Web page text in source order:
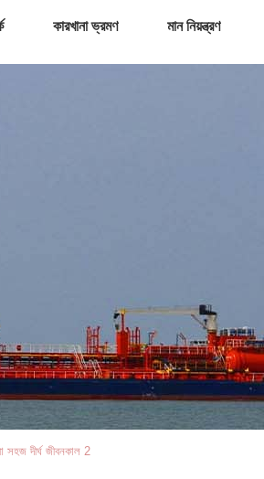
কারখানা ভ্রমণ মান নিয়ন্ত্রণ
দীর্ঘ জীবনকাল 2